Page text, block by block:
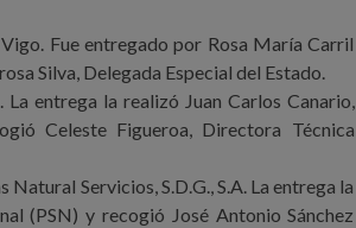
Fue entregado por Rosa María Carril
Silva, Delegada Especial del Estado.
entrega la realizó Juan Carlos Canario,
Celeste Figueroa, Directora Técnica
Servicios, S.D.G., S.A. La entrega la
(PSN) y recogió José Antonio Sánchez